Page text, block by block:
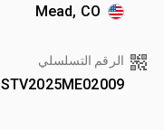
Mead, CO
الرقم التسلسلي
STV2025ME02009